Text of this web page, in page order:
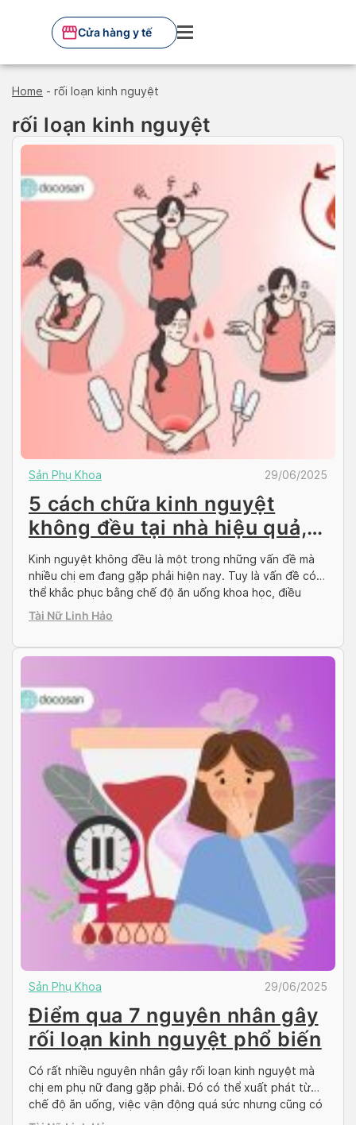
Cửa hàng y tế
Home - rối loạn kinh nguyệt
rối loạn kinh nguyệt
Sản Phụ Khoa 29/06/2025
5 cách chữa kinh nguyệt
không đều tại nhà hiệu quả,
rẻ tiền
Kinh nguyệt không đều là một trong những vấn đề mà
nhiều chị em đang gặp phải hiện nay. Tuy là vấn đề có
thể khắc phục bằng chế độ ăn uống khoa học, điều
chỉnh thói quen hoặc bằng thuốc nhưng chị em cứ
Tài Nữ Linh Hảo
Sản Phụ Khoa 29/06/2025
Điểm qua 7 nguyên nhân gây
rối loạn kinh nguyệt phổ biến
Có rất nhiều nguyên nhân gây rối loạn kinh nguyệt mà
chị em phụ nữ đang gặp phải. Đó có thể xuất phát từ
chế độ ăn uống, việc vận động quá sức nhưng cũng có
thể là dấu hiệu đang mang thai. Để việc điều trị diễn ra